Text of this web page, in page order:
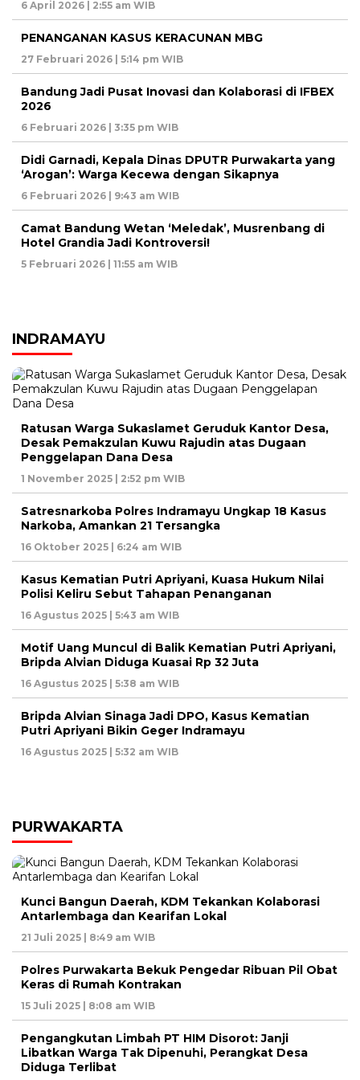
6 April 2026 | 2:55 am WIB
PENANGANAN KASUS KERACUNAN MBG
27 Februari 2026 | 5:14 pm WIB
Bandung Jadi Pusat Inovasi dan Kolaborasi di IFBEX
2026
6 Februari 2026 | 3:35 pm WIB
Didi Garnadi, Kepala Dinas DPUTR Purwakarta yang
‘Arogan’: Warga Kecewa dengan Sikapnya
6 Februari 2026 | 9:43 am WIB
Camat Bandung Wetan ‘Meledak’, Musrenbang di
Hotel Grandia Jadi Kontroversi!
5 Februari 2026 | 11:55 am WIB
INDRAMAYU
Ratusan Warga Sukaslamet Geruduk Kantor Desa,
Desak Pemakzulan Kuwu Rajudin atas Dugaan
Penggelapan Dana Desa
1 November 2025 | 2:52 pm WIB
Satresnarkoba Polres Indramayu Ungkap 18 Kasus
Narkoba, Amankan 21 Tersangka
16 Oktober 2025 | 6:24 am WIB
Kasus Kematian Putri Apriyani, Kuasa Hukum Nilai
Polisi Keliru Sebut Tahapan Penanganan
16 Agustus 2025 | 5:43 am WIB
Motif Uang Muncul di Balik Kematian Putri Apriyani,
Bripda Alvian Diduga Kuasai Rp 32 Juta
16 Agustus 2025 | 5:38 am WIB
Bripda Alvian Sinaga Jadi DPO, Kasus Kematian
Putri Apriyani Bikin Geger Indramayu
16 Agustus 2025 | 5:32 am WIB
PURWAKARTA
Kunci Bangun Daerah, KDM Tekankan Kolaborasi
Antarlembaga dan Kearifan Lokal
21 Juli 2025 | 8:49 am WIB
Polres Purwakarta Bekuk Pengedar Ribuan Pil Obat
Keras di Rumah Kontrakan
15 Juli 2025 | 8:08 am WIB
Pengangkutan Limbah PT HIM Disorot: Janji
Libatkan Warga Tak Dipenuhi, Perangkat Desa
Diduga Terlibat